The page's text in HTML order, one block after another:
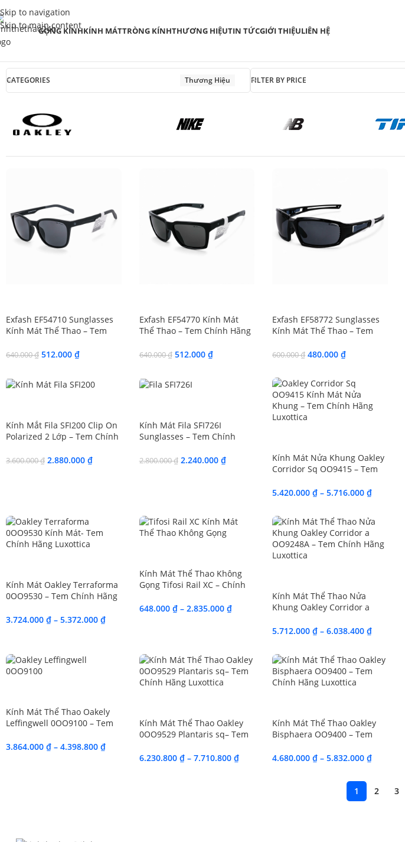
Skip to navigation
Skip to main content
GỌNG KÍNHKÍNH MÁTTRÒNG KÍNHTHƯƠNG HIỆUTIN TỨCGIỚI THIỆULIÊN HỆ
CATEGORIES Thương Hiệu FILTER BY PRICE
Exfash EF54710 Sunglasses
Kính Mát Thể Thao – Tem
640.000₫ 512.000 ₫
Exfash EF54770 Kính Mát
Thể Thao – Tem Chính Hãng
640.000₫ 512.000 ₫
Exfash EF58772 Sunglasses
Kính Mát Thể Thao – Tem
600.000₫ 480.000₫
Kính Mắt Fila SFI200 Clip On
Polarized 2 Lớp – Tem Chính
3.600.000₫ 2.880.000 ₫
Kính Mát Fila SFI726I
Sunglasses – Tem Chính
2.800.000₫ 2.240.000 ₫
Kính Mát Nửa Khung Oakley
Corridor Sq OO9415 – Tem
5.420.000₫ – 5.716.000₫
Kính Mát Oakley Terraforma
0OO9530 – Tem Chính Hãng
3.724.000 ₫ – 5.372.000 ₫
Kính Mát Thể Thao Không
Gọng Tifosi Rail XC – Chính
648.000 ₫ – 2.835.000 ₫
Kính Mát Thể Thao Nửa
Khung Oakley Corridor a
Luxottica
5.712.000₫ – 6.038.400₫
Kính Mát Thể Thao Oakely
Leffingwell 0OO9100 – Tem
3.864.000 ₫ – 4.398.800 ₫
Kính Mát Thể Thao Oakley
0OO9529 Plantaris sq– Tem
6.230.800 ₫ – 7.710.800 ₫
Kính Mát Thể Thao Oakley
Bisphaera OO9400 – Tem
4.680.000₫ – 5.832.000₫
1 2 3